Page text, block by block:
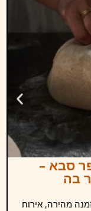
סבא –
בה
מהירה, אירוח